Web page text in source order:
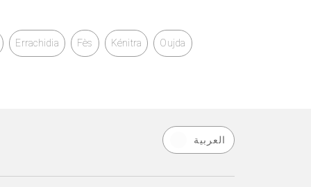
Errachidia Fès Kénitra Oujda
العربية